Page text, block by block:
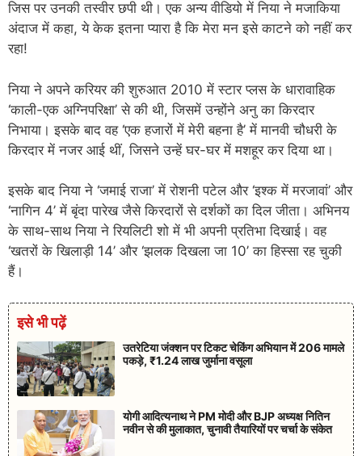
जिस पर उनकी तस्वीर छपी थी। एक अन्य वीडियो में निया ने मजाकिया
अंदाज में कहा, ये केक इतना प्यारा है कि मेरा मन इसे काटने को नहीं कर
रहा!
निया ने अपने करियर की शुरुआत 2010 में स्टार प्लस के धारावाहिक
‘काली-एक अग्निपरिक्षा’ से की थी, जिसमें उन्होंने अनु का किरदार
निभाया। इसके बाद वह ‘एक हजारों में मेरी बहना है’ में मानवी चौधरी के
किरदार में नजर आई थीं, जिसने उन्हें घर-घर में मशहूर कर दिया था।
इसके बाद निया ने ‘जमाई राजा’ में रोशनी पटेल और ‘इश्क में मरजावां’ और
‘नागिन 4’ में बृंदा पारेख जैसे किरदारों से दर्शकों का दिल जीता। अभिनय
के साथ-साथ निया ने रियलिटी शो में भी अपनी प्रतिभा दिखाई। वह
‘खतरों के खिलाड़ी 14’ और ‘झलक दिखला जा 10’ का हिस्सा रह चुकी
हैं।
इसे भी पढ़ें
उतरेटिया जंक्शन पर टिकट चेकिंग अभियान में 206 मामले
पकड़े, ₹1.24 लाख जुर्माना वसूला
योगी आदित्यनाथ ने PM मोदी और BJP अध्यक्ष नितिन
नवीन से की मुलाकात, चुनावी तैयारियों पर चर्चा के संकेत